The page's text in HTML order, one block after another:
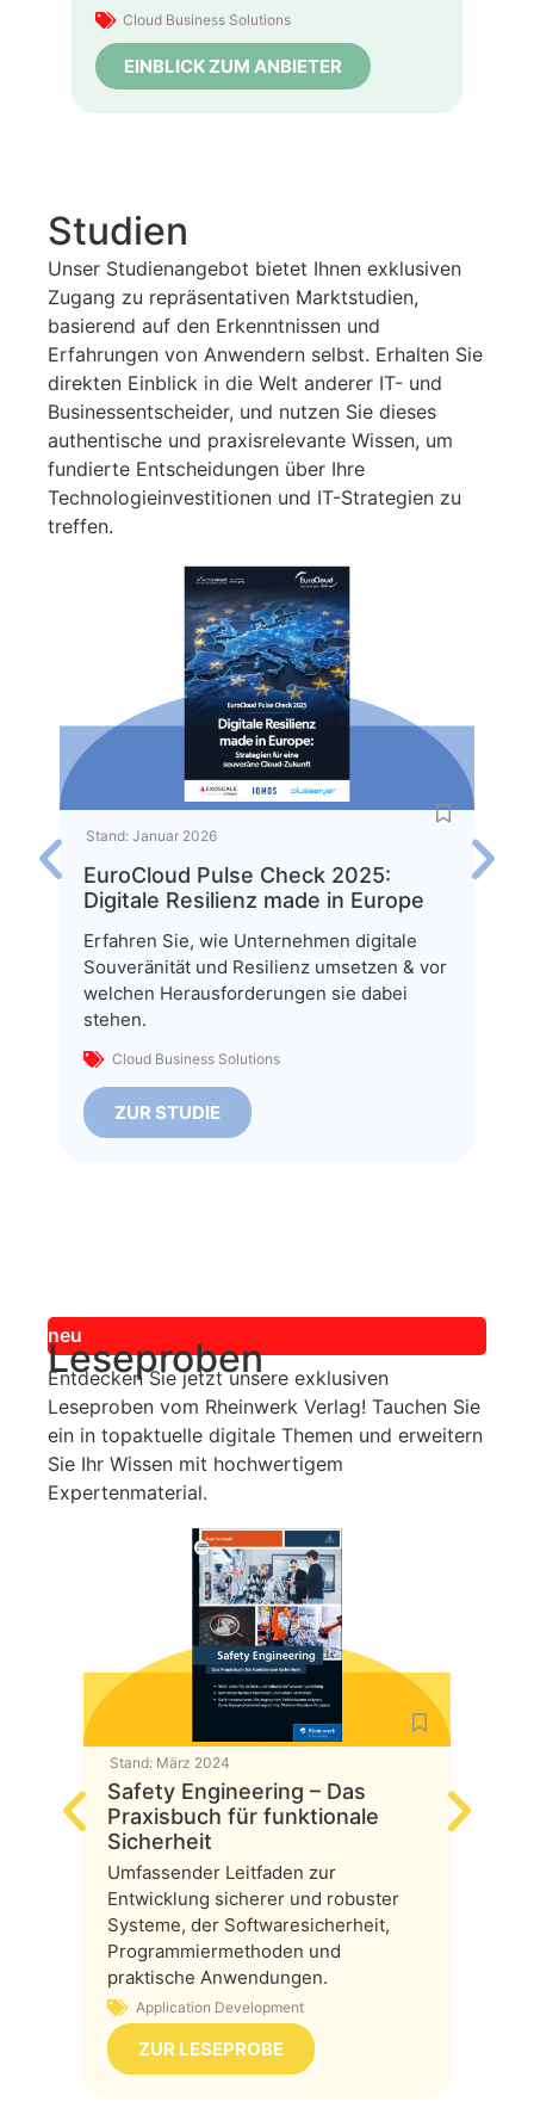
Cloud Business Solutions
EINBLICK ZUM ANBIETER
Studien
Unser Studienangebot bietet Ihnen exklusiven
Zugang zu repräsentativen Marktstudien,
basierend auf den Erkenntnissen und
Erfahrungen von Anwendern selbst. Erhalten Sie
direkten Einblick in die Welt anderer IT- und
Businessentscheider, und nutzen Sie dieses
authentische und praxisrelevante Wissen, um
fundierte Entscheidungen über Ihre
Technologieinvestitionen und IT-Strategien zu
treffen.
Stand: Januar 2026
EuroCloud Pulse Check 2025:
Digitale Resilienz made in Europe
Erfahren Sie, wie Unternehmen digitale
Souveränität und Resilienz umsetzen & vor
welchen Herausforderungen sie dabei
stehen.
Cloud Business Solutions
ZUR STUDIE
neu
Leseproben
Entdecken Sie jetzt unsere exklusiven
Leseproben vom Rheinwerk Verlag! Tauchen Sie
ein in topaktuelle digitale Themen und erweitern
Sie Ihr Wissen mit hochwertigem
Expertenmaterial.
Stand: März 2024
Safety Engineering – Das
Praxisbuch für funktionale
Sicherheit
Umfassender Leitfaden zur
Entwicklung sicherer und robuster
Systeme, der Softwaresicherheit,
Programmiermethoden und
praktische Anwendungen.
Application Development
ZUR LESEPROBE